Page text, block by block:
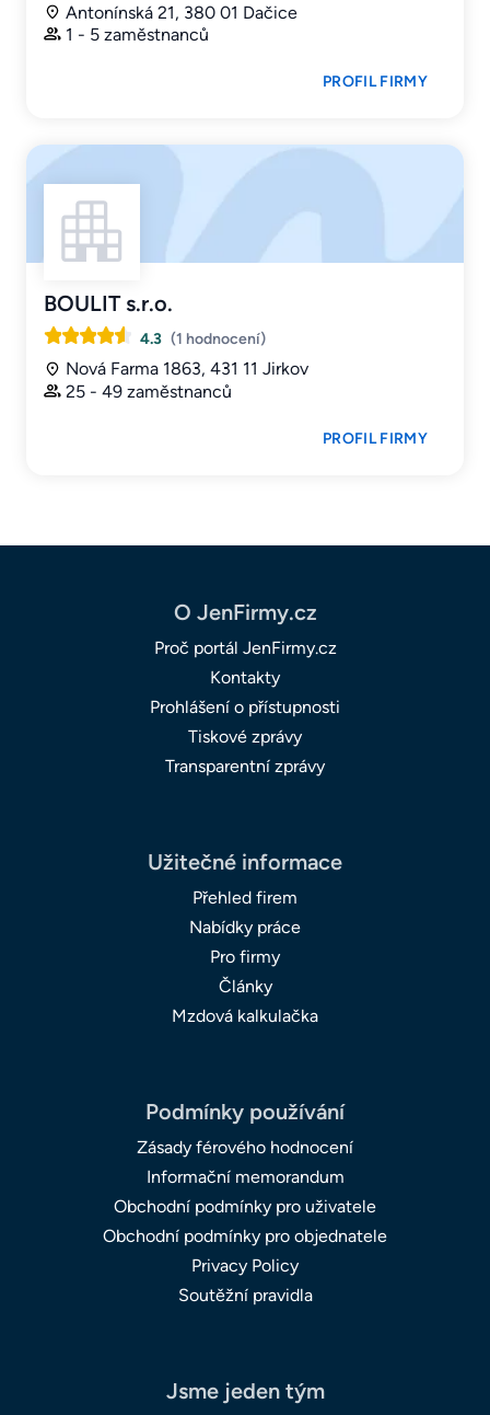
Antonínská 21, 380 01 Dačice
1 - 5 zaměstnanců
PROFIL FIRMY
BOULIT s.r.o.
4.3 (1 hodnocení)
Nová Farma 1863, 431 11 Jirkov
25 - 49 zaměstnanců
PROFIL FIRMY
O JenFirmy.cz
Proč portál JenFirmy.cz
Kontakty
Prohlášení o přístupnosti
Tiskové zprávy
Transparentní zprávy
Užitečné informace
Přehled firem
Nabídky práce
Pro firmy
Články
Mzdová kalkulačka
Podmínky používání
Zásady férového hodnocení
Informační memorandum
Obchodní podmínky pro uživatele
Obchodní podmínky pro objednatele
Privacy Policy
Soutěžní pravidla
Jsme jeden tým